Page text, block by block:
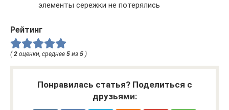
элементы сережки не потерялись
Рейтинг
( 2 оценки, среднее 5 из 5 )
Понравилась статья? Поделиться с
друзьями: